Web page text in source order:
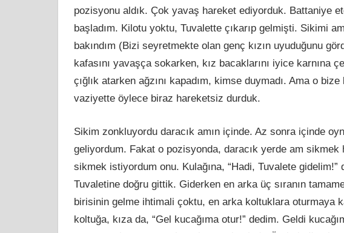
pozisyonu aldık. Çok yavaş hareket ediyorduk. Battaniye
başladım. Kilotu yoktu, Tuvalette çıkarıp gelmişti. Sikimi
bakındım (Bizi seyretmekte olan genç kızın uyuduğunu
kafasını yavaşça sokarken, kız bacaklarını iyice karnına
çığlık atarken ağzını kapadım, kimse duymadı. Ama o
vaziyette öylece biraz hareketsiz durduk.
Sikim zonkluyordu daracık amın içinde. Az sonra içinde
geliyordum. Fakat o pozisyonda, daracık yerde am
sikmek istiyordum onu. Kulağına, “Hadi, Tuvalete gidelim!”
Tuvaletine doğru gittik. Giderken en arka üç sıranın
birisinin gelme ihtimali çoktu, en arka koltuklara oturmaya
koltuğa, kıza da, “Gel kucağıma otur!” dedim. Geldi